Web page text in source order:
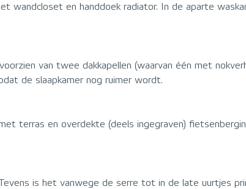
en handdoek radiator. In de aparte
van twee dakkapellen (waarvan één met
de slaapkamer nog ruimer wordt.
terras en overdekte (deels ingegraven)
is het vanwege de serre tot in de late uurtjes